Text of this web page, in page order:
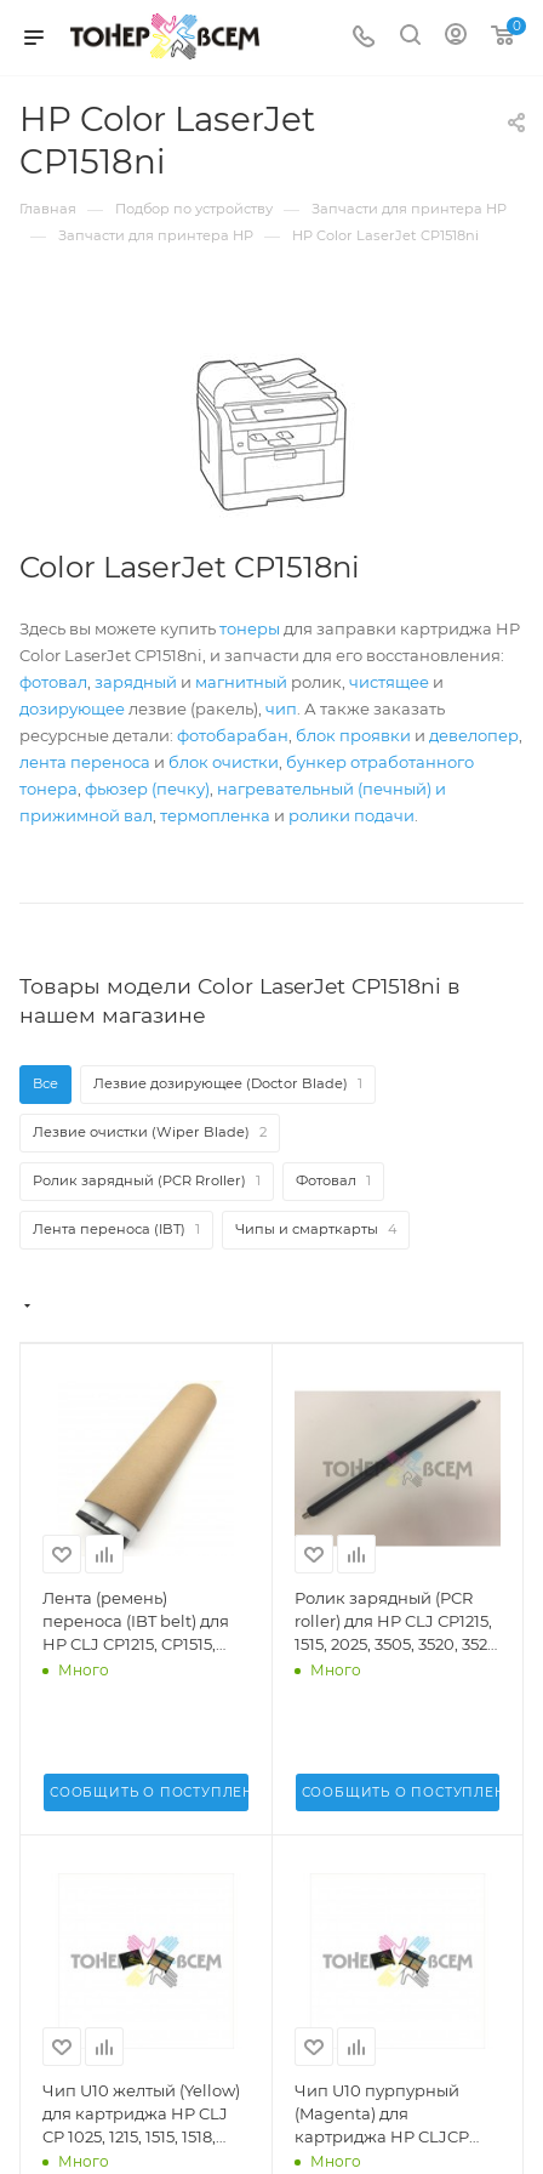
0
HP Color LaserJet
CP1518ni
Главная — Подбор по устройству — Запчасти для принтера HP
— Запчасти для принтера HP — HP Color LaserJet CP1518ni
Color LaserJet CP1518ni
Здесь вы можете купитьтонеры для заправки картриджа HP
Color LaserJet CP1518ni, и запчасти для его восстановления:
фотовал зарядный и магнитный ролик, чистящее и
дозирующее лезвие (ракель), чип . А также заказать
ресурсные детали: фотобарабан блок проявки и девелопер
лента переноса и блок очистки бункер отработанного
тонера фьюзер (печку) нагревательный (печный) и
прижимной вал термопленка и ролики подачи
Товары модели Color LaserJet CP1518ni в
нашем магазине
Все Лезвие дозирующее (Doctor Blade) 1
Лезвие очистки (Wiper Blade) 2
Ролик зарядный (PCR Rroller) 1 Фотовал 1
Лента переноса (IBT) 1 Чипы и смарткарты 4
Лента (ремень)
переноса (IBT belt) для
HP CLJ CP1215, CP1515,
CM1312, CM1415 (Q3675A)
Много
СООБЩИТЬ О ПОСТУПЛЕНИИ
Ролик зарядный (PCR
roller) для HP CLJ СP1215,
1515, 2025, 3505, 3520, 3525,
3530, 3600, 3800, 4025,
Много
СООБЩИТЬ О ПОСТУПЛЕНИИ
Чип U10 желтый (Yellow)
для картриджа HP CLJ
CP 1025, 1215, 1515, 1518,
1525, 2020, 2025, 4025,
Много
Чип U10 пурпурный
(Magenta) для
картриджа HP CLJCP
1025, 1215, 1515, 1518, 1525,
Много